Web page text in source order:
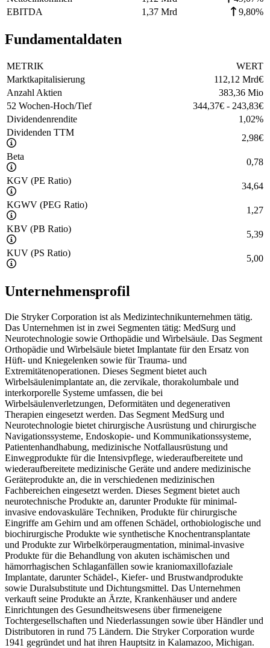
EBITDA
1,37 Mrd 9,80%
Fundamentaldaten
METRIK
WERT
Marktkapitalisierung
112,12 Mrd€
Anzahl Aktien
383,36 Mio
52 Wochen-Hoch/Tief
344,37€ - 243,83€
Dividendenrendite
1,02%
Dividenden TTM
2,98€
Beta
0,78
KGV (PE Ratio)
34,64
KGWV (PEG Ratio)
1,27
KBV (PB Ratio)
5,39
KUV (PS Ratio)
5,00
Unternehmensprofil
Die Stryker Corporation ist als Medizintechnikunternehmen tätig.
Das Unternehmen ist in zwei Segmenten tätig: MedSurg und
Neurotechnologie sowie Orthopädie und Wirbelsäule. Das Segment
Orthopädie und Wirbelsäule bietet Implantate für den Ersatz von
Hüft- und Kniegelenken sowie für Trauma- und
Extremitätenoperationen. Dieses Segment bietet auch
Wirbelsäulenimplantate an, die zervikale, thorakolumbale und
interkorporelle Systeme umfassen, die bei
Wirbelsäulenverletzungen, Deformitäten und degenerativen
Therapien eingesetzt werden. Das Segment MedSurg und
Neurotechnologie bietet chirurgische Ausrüstung und chirurgische
Navigationssysteme, Endoskopie- und Kommunikationssysteme,
Patientenhandhabung, medizinische Notfallausrüstung und
Einwegprodukte für die Intensivpflege, wiederaufbereitete und
wiederaufbereitete medizinische Geräte und andere medizinische
Geräteprodukte an, die in verschiedenen medizinischen
Fachbereichen eingesetzt werden. Dieses Segment bietet auch
neurotechnische Produkte an, darunter Produkte für minimal-
invasive endovaskuläre Techniken, Produkte für chirurgische
Eingriffe am Gehirn und am offenen Schädel, orthobiologische und
biochirurgische Produkte wie synthetische Knochentransplantate
und Produkte zur Wirbelkörperaugmentation, minimal-invasive
Produkte für die Behandlung von akuten ischämischen und
hämorrhagischen Schlaganfällen sowie kraniomaxillofaziale
Implantate, darunter Schädel-, Kiefer- und Brustwandprodukte
sowie Duralsubstitute und Dichtungsmittel. Das Unternehmen
verkauft seine Produkte an Ärzte, Krankenhäuser und andere
Einrichtungen des Gesundheitswesens über firmeneigene
Tochtergesellschaften und Niederlassungen sowie über Händler und
Distributoren in rund 75 Ländern. Die Stryker Corporation wurde
1941 gegründet und hat ihren Hauptsitz in Kalamazoo, Michigan.